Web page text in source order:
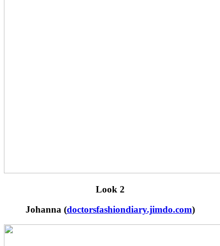
Look 2
Johanna (doctorsfashiondiary.jimdo.com)